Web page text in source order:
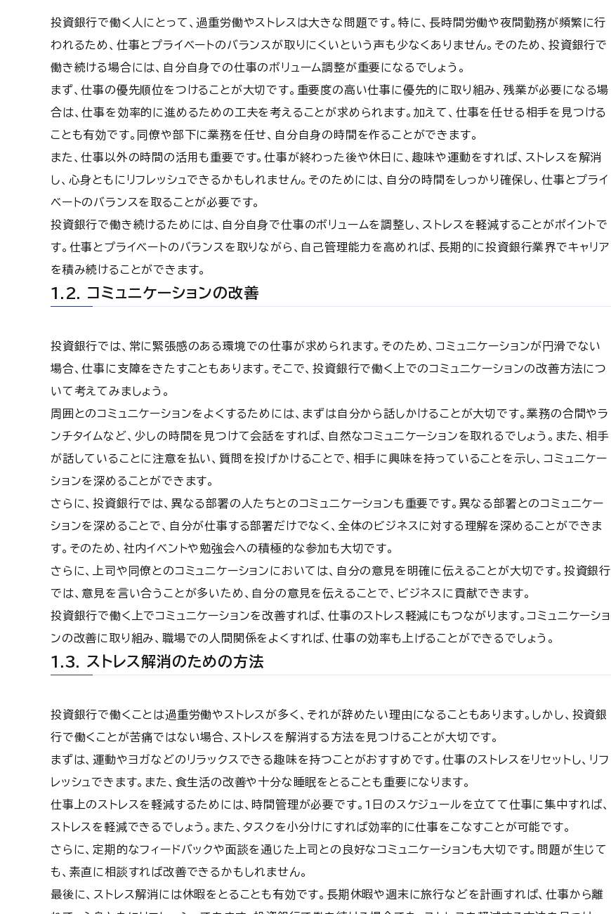
投資銀行で働く人にとって、過重労働やストレスは大きな問題です。特に、長時間労働や夜間勤務が頻繁に行
われるため、仕事とプライベートのバランスが取りにくいという声も少なくありません。そのため、投資銀行で
働き続ける場合には、自分自身での仕事のボリューム調整が重要になるでしょう。
まず、仕事の優先順位をつけることが大切です。重要度の高い仕事に優先的に取り組み、残業が必要になる場
合は、仕事を効率的に進めるための工夫を考えることが求められます。加えて、仕事を任せる相手を見つける
ことも有効です。同僚や部下に業務を任せ、自分自身の時間を作ることができます。
また、仕事以外の時間の活用も重要です。仕事が終わった後や休日に、趣味や運動をすれば、ストレスを解消
し、心身ともにリフレッシュできるかもしれません。そのためには、自分の時間をしっかり確保し、仕事とプライ
ベートのバランスを取ることが必要です。
投資銀行で働き続けるためには、自分自身で仕事のボリュームを調整し、ストレスを軽減することがポイントで
す。仕事とプライベートのバランスを取りながら、自己管理能力を高めれば、長期的に投資銀行業界でキャリア
を積み続けることができます。
1.2. コミュニケーションの改善
投資銀行では、常に緊張感のある環境での仕事が求められます。そのため、コミュニケーションが円滑でない
場合、仕事に支障をきたすこともあります。そこで、投資銀行で働く上でのコミュニケーションの改善方法につ
いて考えてみましょう。
周囲とのコミュニケーションをよくするためには、まずは自分から話しかけることが大切です。業務の合間やラ
ンチタイムなど、少しの時間を見つけて会話をすれば、自然なコミュニケーションを取れるでしょう。また、相手
が話していることに注意を払い、質問を投げかけることで、相手に興味を持っていることを示し、コミュニケー
ションを深めることができます。
さらに、投資銀行では、異なる部署の人たちとのコミュニケーションも重要です。異なる部署とのコミュニケー
ションを深めることで、自分が仕事する部署だけでなく、全体のビジネスに対する理解を深めることができま
す。そのため、社内イベントや勉強会への積極的な参加も大切です。
さらに、上司や同僚とのコミュニケーションにおいては、自分の意見を明確に伝えることが大切です。投資銀行
では、意見を言い合うことが多いため、自分の意見を伝えることで、ビジネスに貢献できます。
投資銀行で働く上でコミュニケーションを改善すれば、仕事のストレス軽減にもつながります。コミュニケーショ
ンの改善に取り組み、職場での人間関係をよくすれば、仕事の効率も上げることができるでしょう。
1.3. ストレス解消のための方法
投資銀行で働くことは過重労働やストレスが多く、それが辞めたい理由になることもあります。しかし、投資銀
行で働くことが苦痛ではない場合、ストレスを解消する方法を見つけることが大切です。
まずは、運動やヨガなどのリラックスできる趣味を持つことがおすすめです。仕事のストレスをリセットし、リフ
レッシュできます。また、食生活の改善や十分な睡眠をとることも重要になります。
仕事上のストレスを軽減するためには、時間管理が必要です。1日のスケジュールを立てて仕事に集中すれば、
ストレスを軽減できるでしょう。また、タスクを小分けにすれば効率的に仕事をこなすことが可能です。
さらに、定期的なフィードバックや面談を通じた上司との良好なコミュニケーションも大切です。問題が生じて
も、素直に相談すれば改善できるかもしれません。
最後に、ストレス解消には休暇をとることも有効です。長期休暇や週末に旅行などを計画すれば、仕事から離